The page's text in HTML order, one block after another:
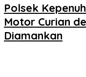
Polsek
Motor Curian
Diamankan